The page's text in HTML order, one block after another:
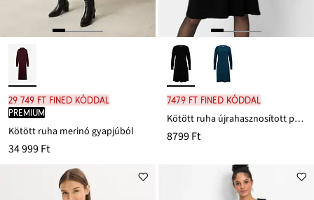
29 749 Ft FINED kóddal
PREMIUM
Kötött ruha merinó gyapjúból
34 999 Ft
7479 Ft FINED kóddal
Kötött ruha újrahasznosított pamuttal
8799 Ft